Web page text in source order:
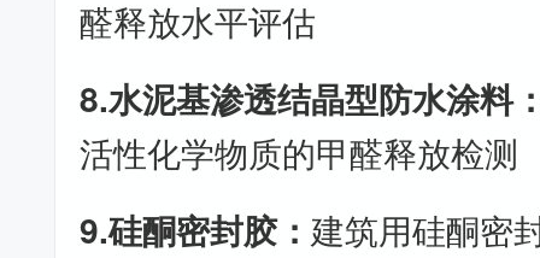
醛释放水平评估
8.水泥基渗透结晶型防水涂料
活性化学物质的甲醛释放检测
9.硅酮密封胶： 建筑用硅酮密